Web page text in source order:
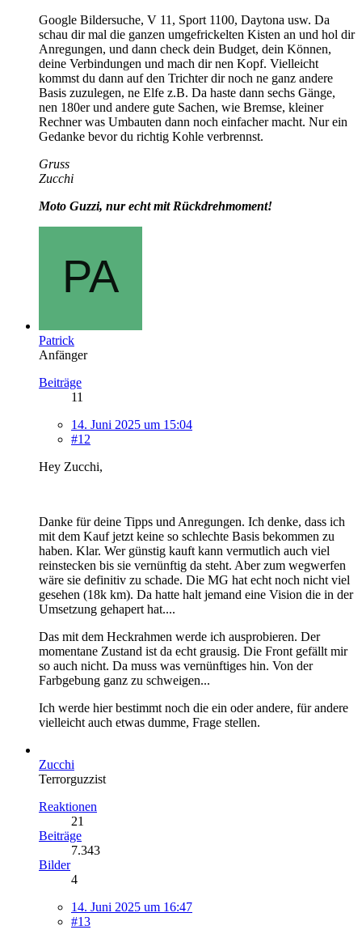
Google Bildersuche, V 11, Sport 1100, Daytona usw. Da
schau dir mal die ganzen umgefrickelten Kisten an und hol dir
Anregungen, und dann check dein Budget, dein Können,
deine Verbindungen und mach dir nen Kopf. Vielleicht
kommst du dann auf den Trichter dir noch ne ganz andere
Basis zuzulegen, ne Elfe z.B. Da haste dann sechs Gänge,
nen 180er und andere gute Sachen, wie Bremse, kleiner
Rechner was Umbauten dann noch einfacher macht. Nur ein
Gedanke bevor du richtig Kohle verbrennst.
Gruss
Zucchi
Moto Guzzi, nur echt mit Rückdrehmoment!
Patrick
Anfänger
Beiträge
11
14. Juni 2025 um 15:04
#12
Hey Zucchi,
Danke für deine Tipps und Anregungen. Ich denke, dass ich
mit dem Kauf jetzt keine so schlechte Basis bekommen zu
haben. Klar. Wer günstig kauft kann vermutlich auch viel
reinstecken bis sie vernünftig da steht. Aber zum wegwerfen
wäre sie definitiv zu schade. Die MG hat echt noch nicht viel
gesehen (18k km). Da hatte halt jemand eine Vision die in der
Umsetzung gehapert hat....
Das mit dem Heckrahmen werde ich ausprobieren. Der
momentane Zustand ist da echt grausig. Die Front gefällt mir
so auch nicht. Da muss was vernünftiges hin. Von der
Farbgebung ganz zu schweigen...
Ich werde hier bestimmt noch die ein oder andere, für andere
vielleicht auch etwas dumme, Frage stellen.
Zucchi
Terrorguzzist
Reaktionen
21
Beiträge
7.343
Bilder
4
14. Juni 2025 um 16:47
#13